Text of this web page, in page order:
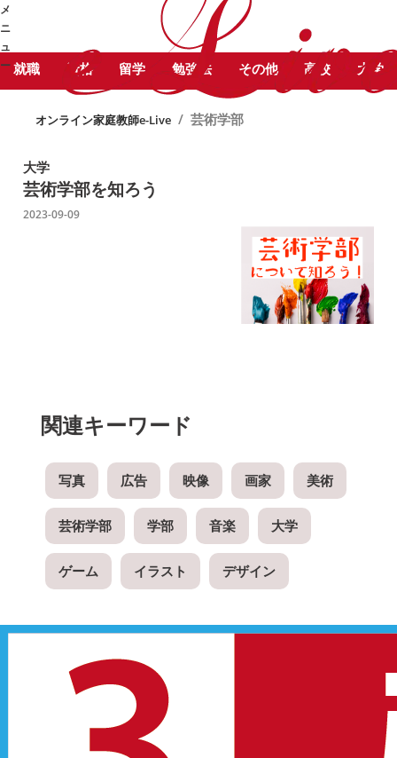
メ
ニ
ュ
ー
STUDY COLUMN
勉強コラム
芸術学部 に関する記事をピックア
ップしています。
就職
資格 留学 勉強法 その他 高校 大学
オンライン家庭教師e-Live / 芸術学部
大学
芸術学部を知ろう
2023-09-09
関連キーワード
写真 広告 映像 画家 美術
芸術学部 学部 音楽 大学
ゲーム イラスト デザイン